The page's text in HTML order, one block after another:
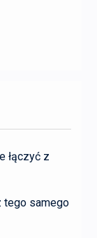
łączyć z
tego samego